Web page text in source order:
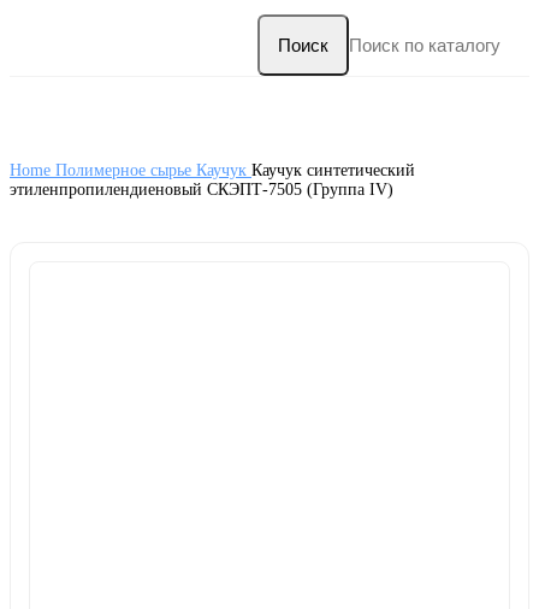
Поиск
Home Полимерное сырье Каучук Каучук синтетический
этиленпропилендиеновый СКЭПТ-7505 (Группа IV)